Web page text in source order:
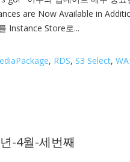
are Now Available in
Instance Store로...
, RDS, S3 Select,
-4월-세번째